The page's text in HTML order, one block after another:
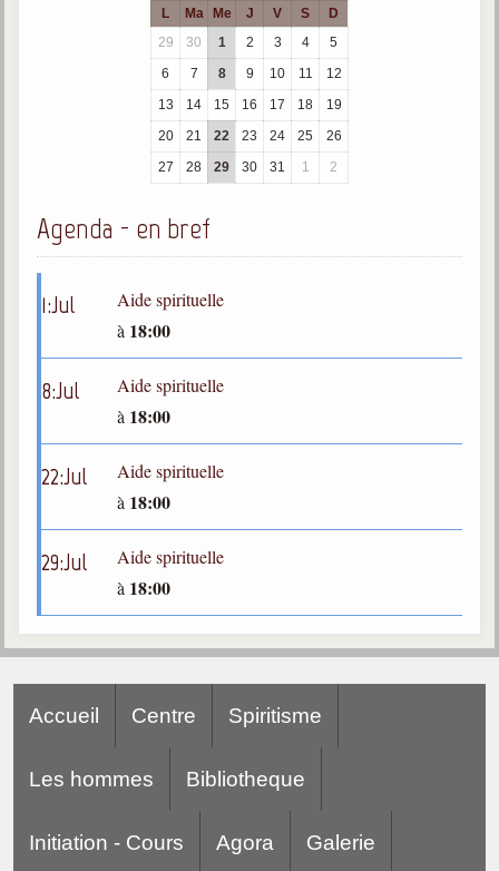
Bulletins "Le Spiritisme"
Journal trimestriel
Newsletters
Sujets du mois
Maximes
séance d'aide spirituelle
Enseignement
L'Agora
Posez-nous des questions
Consultez les réponses
Posez votre question
Galerie photos
Filmothèque
Les Illustrés
L Ma Me J V S
D
29
30 1 2 3 4
5
6
7 8 9 10 11
12
13
14 15 16 17 18
19
20
21 22 23 24 25
26
27
28 29 30 31 1 2
Agenda - en bref
1:Jul
Aide spirituelle
à 18:00
8:Jul
Aide spirituelle
à 18:00
22:Jul
Aide spirituelle
à 18:00
29:Jul
Aide spirituelle
à 18:00
Accueil Centre Spiritisme
Les hommes Bibliotheque
Initiation - Cours Agora Galerie